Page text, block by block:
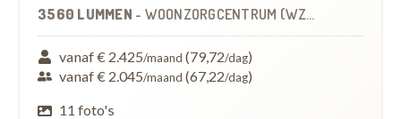
3560 LUMMEN - WOONZORGCENTRUM (WZC)
vanaf € 2.425/maand (79,72/dag)
vanaf € 2.045/maand (67,22/dag)
11 foto's